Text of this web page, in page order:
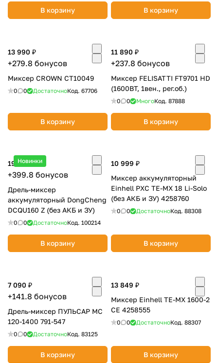
В корзину В корзину
13 990 ₽
+279.8 бонусов
Миксер CROWN CT10049
0 0 ДостаточноКод. 67706
В корзину
11 890 ₽
+237.8 бонусов
Миксер FELISATTI FT9701 HD
(1600ВТ, 1вен., рег.об.)
0 0 МногоКод. 87888
В корзину
Новинки
19 990 ₽
+399.8 бонусов
Дрель-миксер
аккумуляторный DongCheng
DCQU160 Z (без АКБ и ЗУ)
0 0 ДостаточноКод. 100214
В корзину
10 999 ₽
Миксер аккумуляторный
Einhell PXC TE-MX 18 Li-Solo
(без АКБ и ЗУ) 4258760
0 0 ДостаточноКод. 88308
В корзину
7 090 ₽
+141.8 бонусов
Дрель-миксер ПУЛЬСАР МС
120-1400 791-547
0 0 ДостаточноКод. 83125
В корзину
13 849 ₽
Миксер Einhell TE-MX 1600-2
CE 4258555
0 0 ДостаточноКод. 88307
В корзину